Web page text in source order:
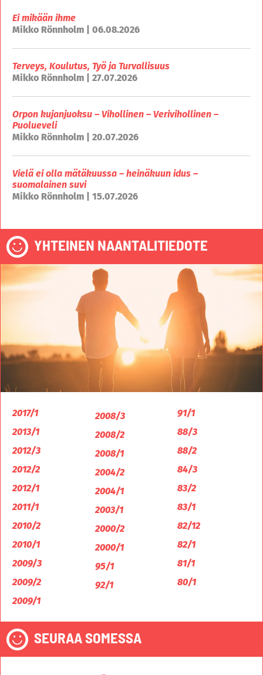
Ei mikään ihme
Mikko Rönnholm | 06.08.2026
Terveys, Koulutus, Työ ja Turvallisuus
Mikko Rönnholm | 27.07.2026
Orpon kujanjuoksu – Vihollinen – Verivihollinen –
Puolueveli
Mikko Rönnholm | 20.07.2026
Vielä ei olla mätäkuussa – heinäkuun idus –
suomalainen suvi
Mikko Rönnholm | 15.07.2026
YHTEINEN NAANTALITIEDOTE
2017/1
2013/1
2012/3
2012/2
2012/1
2011/1
2010/2
2010/1
2009/3
2009/2
2009/1
2008/3
2008/2
2008/1
2004/2
2004/1
2003/1
2000/2
2000/1
95/1
92/1
91/1
88/3
88/2
84/3
83/2
83/1
82/12
82/1
81/1
80/1
SEURAA SOMESSA